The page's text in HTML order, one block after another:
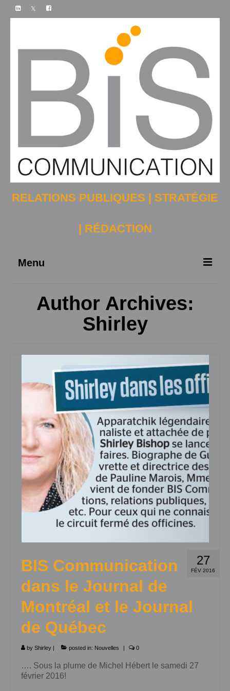
RELATIONS PUBLIQUES | STRATÉGIE
| RÉDACTION
Menu
À PROPOS
NOUVELLES
CONTACT
Author Archives:
Shirley
27
FÉV 2016
BIS Communication
dans le Journal de
Montréal et le Journal
de Québec
by Shirley posted in: Nouvelles 0
…. Sous la plume de Michel Hébert le samedi 27
février 2016!